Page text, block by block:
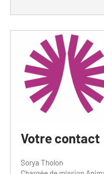
Votre contact
Sorya Tholon